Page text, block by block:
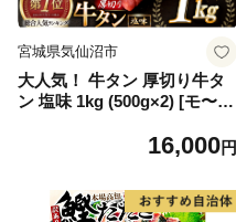
宮城県気仙沼市
大人気！ 牛タン 厚切り牛タ
ン 塩味 1kg (500g×2) [モ〜ラ
60] 肉 牛肉 精肉 牛たん 牛タ
厚切り タン
16,000円